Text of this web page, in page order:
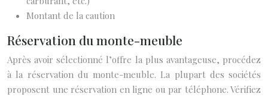
Montant de la caution
Réservation du monte-meuble
Après avoir sélectionné l’offre la plus avantageuse, procédez
à la réservation du monte-meuble. La plupart des sociétés
proposent une réservation en ligne ou par téléphone. Vérifiez